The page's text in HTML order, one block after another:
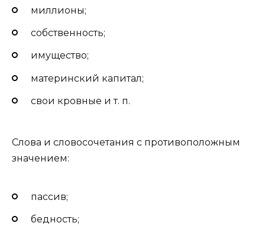
миллионы;
собственность;
имущество;
материнский капитал;
свои кровные и т. п.
Слова и словосочетания с противоположным
значением:
пассив;
бедность;